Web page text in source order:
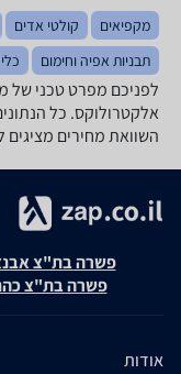
מקפיאים קולטי אדים
תבניות אפיה וחימום
אלקטרולוקס. כל
השוואת מחירים
פשרה בת"צ אבנצ'יק
פשרה בת"צ כהנים נ'
אודות